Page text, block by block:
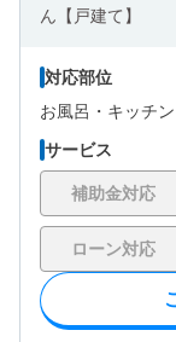
対応部位
お風呂・ キッチン
サービス
補助金対応
ローン対応